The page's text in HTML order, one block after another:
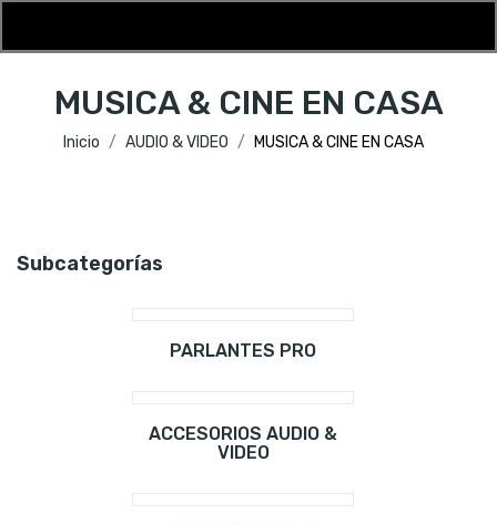
MUSICA & CINE EN CASA
Inicio AUDIO & VIDEO MUSICA & CINE EN CASA
Subcategorías
PARLANTES PRO
ACCESORIOS AUDIO &
VIDEO